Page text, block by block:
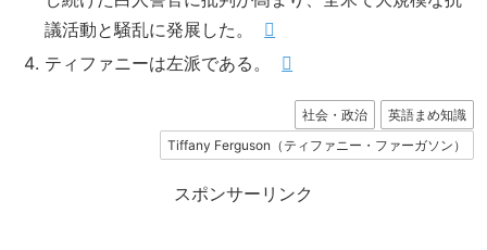
議活動と騒乱に発展した。
ティファニーは左派である。
社会・政治
英語まめ知識
Tiffany Ferguson（ティファニー・ファーガソン）
スポンサーリンク